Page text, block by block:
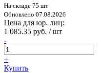
На складе 75 шт
Обновлено 07.08.2026
Цена для юр. лиц:
1 085.35 руб. / шт
-
+
Купить